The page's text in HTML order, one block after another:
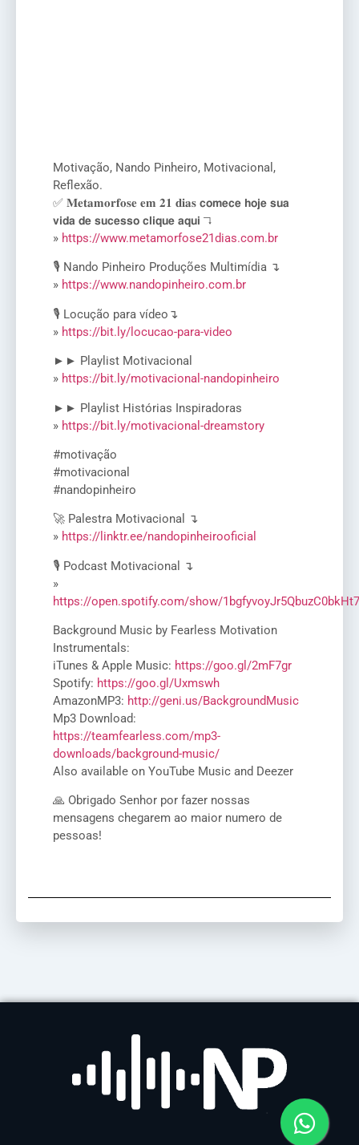
Motivação, Nando Pinheiro, Motivacional,
Reflexão.
✅ 𝐌𝐞𝐭𝐚𝐦𝐨𝐫𝐟𝐨𝐬𝐞 𝐞𝐦 𝟐𝟏 𝐝𝐢𝐚𝐬 𝗰𝗼𝗺𝗲𝗰𝗲 𝗵𝗼𝗷𝗲 𝘀𝘂𝗮
𝘃𝗶𝗱𝗮 𝗱𝗲 𝘀𝘂𝗰𝗲𝘀𝘀𝗼 𝗰𝗹𝗶𝗾𝘂𝗲 𝗮𝗾𝘂𝗶 ↴
» https://www.metamorfose21dias.com.br
🎙️ Nando Pinheiro Produções Multimídia ↴
» https://www.nandopinheiro.com.br
🎙️ Locução para vídeo↴
» https://bit.ly/locucao-para-video
►► Playlist Motivacional
» https://bit.ly/motivacional-nandopinheiro
►► Playlist Histórias Inspiradoras
» https://bit.ly/motivacional-dreamstory
#motivação
#motivacional
#nandopinheiro
🚀 Palestra Motivacional ↴
» https://linktr.ee/nandopinheirooficial
🎙️ Podcast Motivacional ↴
»
https://open.spotify.com/show/1bgfyvoyJr5QbuzC0bkHt7
Background Music by Fearless Motivation
Instrumentals:
iTunes & Apple Music: https://goo.gl/2mF7gr
Spotify: https://goo.gl/Uxmswh
AmazonMP3: http://geni.us/BackgroundMusic
Mp3 Download:
https://teamfearless.com/mp3-
downloads/background-music/
Also available on YouTube Music and Deezer
🙏 Obrigado Senhor por fazer nossas
mensagens chegarem ao maior numero de
pessoas!